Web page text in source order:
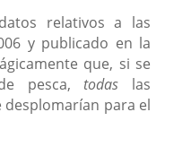
relativos a las
y publicado en la
que, si se
pesca, todas las
para el